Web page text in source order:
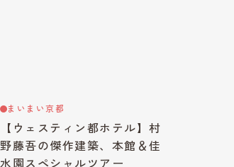
まいまい京都
【ウェスティン都ホテル】村
野藤吾の傑作建築、本館＆佳
水園スペシャルツアー